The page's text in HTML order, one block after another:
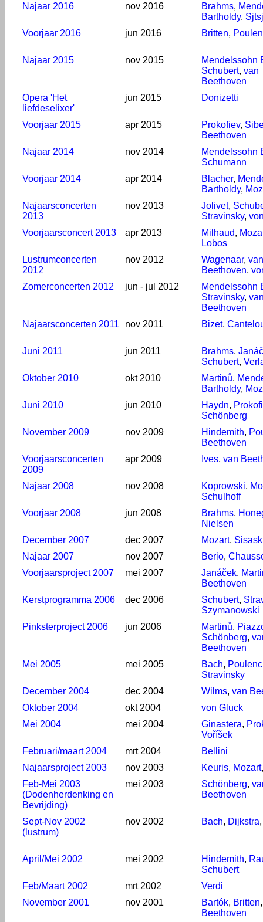
Najaar 2016
nov 2016 Brahms,
Bartholdy,
Voorjaar 2016
jun 2016 Britten,
Najaar 2015 nov 2015
Mendelssohn
Schubert, van
Beethoven
Opera 'Het
liefdeselixer'
jun 2015 Donizetti
Voorjaar 2015 apr 2015 Prokofiev,
Beethoven
Najaar 2014
nov 2014
Mendelssohn
Schumann
Voorjaar 2014
apr 2014 Blacher,
Bartholdy,
Najaarsconcerten
2013
nov 2013 Jolivet,
Stravinsky,
Voorjaarsconcert 2013
apr 2013 Milhaud,
Lobos
Lustrumconcerten
2012
nov 2012 Wagenaar, van
Beethoven,
Zomerconcerten 2012
jun - jul 2012
Mendelssohn
Stravinsky,
Beethoven
Najaarsconcerten 2011
nov 2011 Bizet,
Juni 2011 jun 2011 Brahms,
Schubert,
Oktober 2010
okt 2010 Martinů,
Bartholdy,
Juni 2010
jun 2010 Haydn,
Schönberg
November 2009
nov 2009 Hindemith,
Beethoven
Voorjaarsconcerten
2009
apr 2009 Ives, van
Najaar 2008 nov 2008 Koprowski,
Schulhoff
Voorjaar 2008
jun 2008 Brahms,
Nielsen
December 2007
dec 2007 Mozart, Sisask
Najaar 2007
nov 2007 Berio,
Voorjaarsproject 2007
mei 2007 Janáček,
Beethoven
Kerstprogramma 2006
dec 2006 Schubert,
Szymanowski
Pinksterproject 2006
jun 2006 Martinů,
Schönberg,
Beethoven
Mei 2005
mei 2005 Bach, Poulenc
Stravinsky
December 2004
dec 2004 Wilms, van
Oktober 2004
okt 2004
von Gluck
Mei 2004
mei 2004 Ginastera,
Voříšek
Februari/maart 2004
mrt 2004
Bellini
Najaarsproject 2003
nov 2003 Keuris, Mozart
Feb-Mei 2003
(Dodenherdenking en
Bevrijding)
mei 2003 Schönberg,
Beethoven
Sept-Nov 2002
(lustrum)
nov 2002 Bach, Dijkstra
April/Mei 2002 mei 2002 Hindemith,
Schubert
Feb/Maart 2002
mrt 2002
Verdi
November 2001
nov 2001 Bartók, Britten
Beethoven